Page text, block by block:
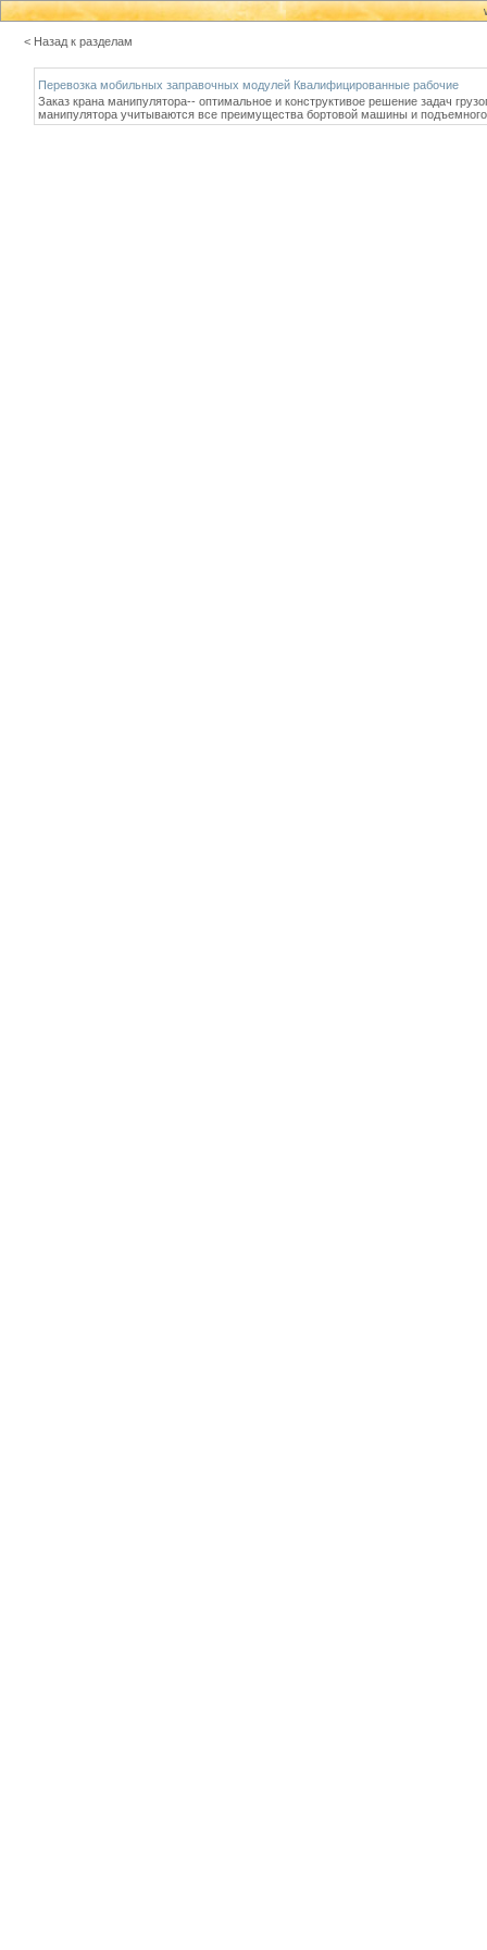
< Назад к разделам
Перевозка мобильных заправочных модулей Квалифицированные рабочие
Заказ крана манипулятора-- оптимальное и конструктивое решение задач
манипулятора учитываются все преимущества бортовой машины и подъемного